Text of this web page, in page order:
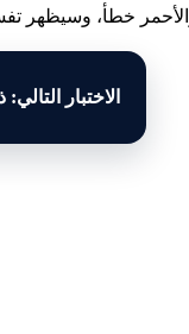
خطأ، وسيظهر
الاختبار